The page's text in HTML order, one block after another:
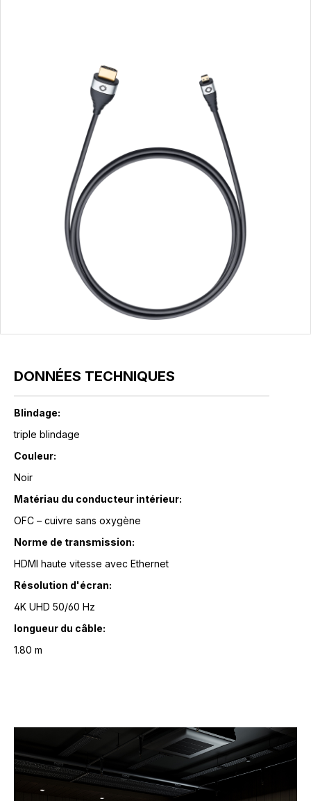
DONNÉES TECHNIQUES
Blindage:
triple blindage
Couleur:
Noir
Matériau du conducteur intérieur:
OFC – cuivre sans oxygène
Norme de transmission:
HDMI haute vitesse avec Ethernet
Résolution d'écran:
4K UHD 50/60 Hz
longueur du câble:
1.80 m